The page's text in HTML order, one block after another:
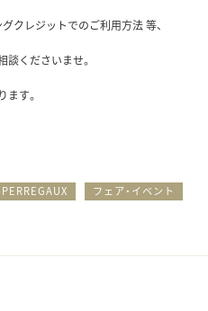
クレジットでのご利用方法 等、
くださいませ。
す。
フェア・イベント